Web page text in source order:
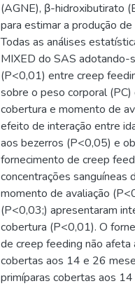
(AGNE), β-hidroxibutirato
para estimar a produção
Todas as análises
MIXED do SAS
(P<0,01) entre creep
sobre o peso corporal (PC)
cobertura e momento de
efeito de interação entre
aos bezerros (P<0,05) e
fornecimento de creep
concentrações
momento de avaliação
(P<0,03;) apresentaram
cobertura (P<0,01). O
de creep feeding não
cobertas aos 14 e 26
primíparas cobertas aos